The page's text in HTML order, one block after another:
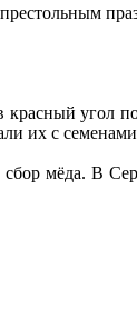
угол
их с
мёда. В